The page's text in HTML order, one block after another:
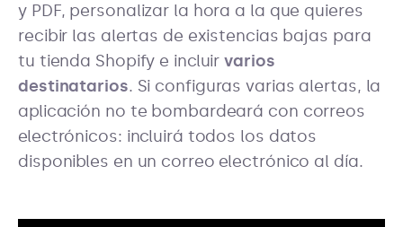
y PDF, personalizar la hora a la que quieres
recibir las alertas de existencias bajas para
tu tienda Shopify e incluirvarios
destinatarios. Si configuras varias alertas, la
aplicación no te bombardeará con correos
electrónicos: incluirá todos los datos
disponibles en un correo electrónico al día.